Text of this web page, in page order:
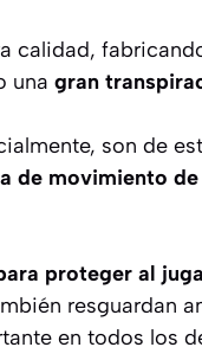
calidad,
una gran
son de
de movimiento de
proteger al
resguardan
en todos los